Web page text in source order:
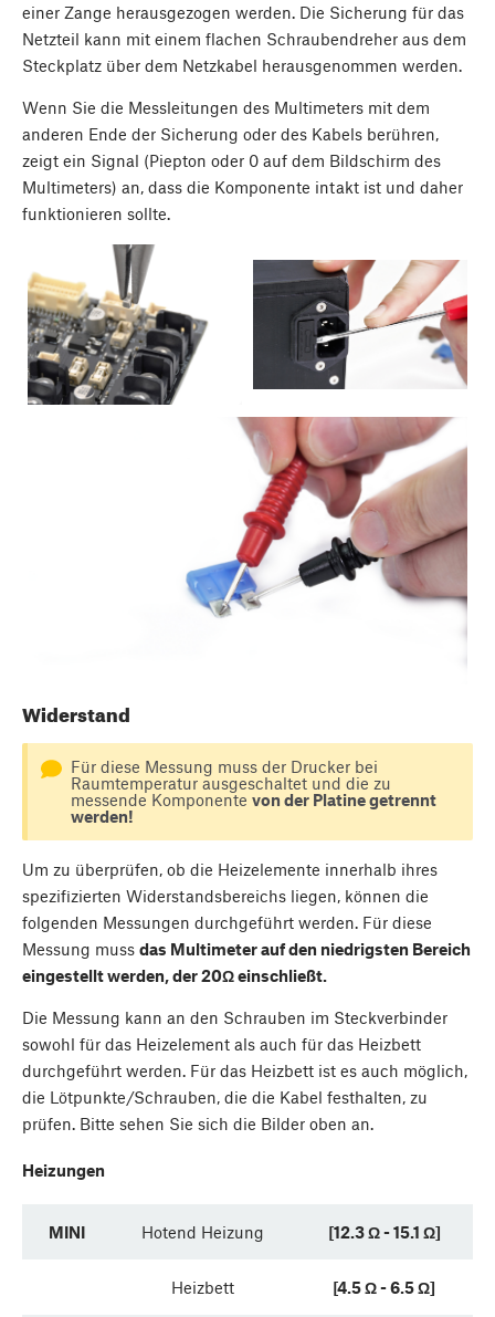
einer Zange herausgezogen werden. Die Sicherung für das
Netzteil kann mit einem flachen Schraubendreher aus dem
Steckplatz über dem Netzkabel herausgenommen werden.
Wenn Sie die Messleitungen des Multimeters mit dem
anderen Ende der Sicherung oder des Kabels berühren,
zeigt ein Signal (Piepton oder 0 auf dem Bildschirm des
Multimeters) an, dass die Komponente intakt ist und daher
funktionieren sollte.
Widerstand
Für diese Messung muss der Drucker bei
Raumtemperatur ausgeschaltet und die zu
messende Komponente von der Platine getrennt
werden!
Um zu überprüfen, ob die Heizelemente innerhalb ihres
spezifizierten Widerstandsbereichs liegen, können die
folgenden Messungen durchgeführt werden. Für diese
Messung muss das Multimeter auf den niedrigsten Bereich
eingestellt werden, der 20Ω einschließt.
Die Messung kann an den Schrauben im Steckverbinder
sowohl für das Heizelement als auch für das Heizbett
durchgeführt werden. Für das Heizbett ist es auch möglich,
die Lötpunkte/Schrauben, die die Kabel festhalten, zu
prüfen. Bitte sehen Sie sich die Bilder oben an.
Heizungen
MINI Hotend Heizung [12.3 Ω - 15.1 Ω]
Heizbett [4.5 Ω - 6.5 Ω]